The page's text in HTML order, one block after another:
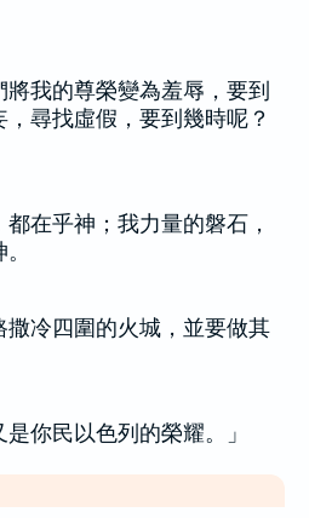
我的尊榮變為羞辱，要到
尋找虛假，要到幾時呢？
在乎神；我力量的磐石，
冷四圍的火城，並要做其
你民以色列的榮耀。」